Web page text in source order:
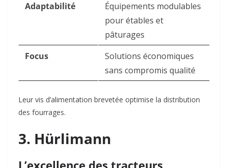
Adaptabilité
Équipements modulables
pour étables et
pâturages
Focus
Solutions économiques
sans compromis qualité
Leur vis d’alimentation brevetée optimise la distribution
des fourrages.
3. Hürlimann